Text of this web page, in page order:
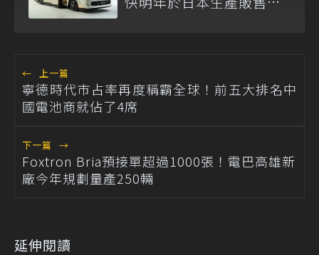
← 上一篇
寧德時代市占率再度稱霸全球！前五大排名中
國電池商就佔了4席
下一篇 →
Foxtron Bria預接單超過1000張！電巴高雄新
廠今年規劃量產250輛
延伸閱讀